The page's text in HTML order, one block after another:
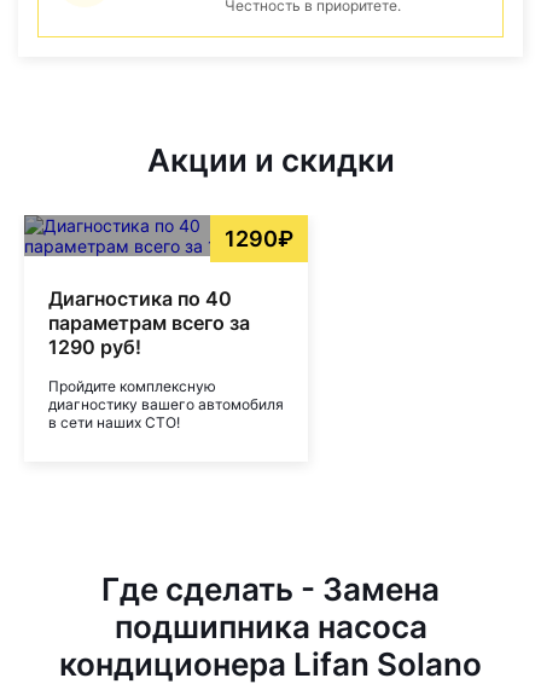
Честность в приоритете.
Акции и скидки
1290₽
Диагностика по 40
параметрам всего за
1290 руб!
Пройдите комплексную
диагностику вашего автомобиля
в сети наших СТО!
Где сделать - Замена
подшипника насоса
кондиционера Lifan Solano